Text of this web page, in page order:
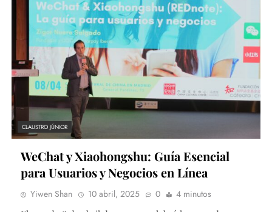
CLAUSTRO JÚNIOR
WeChat y Xiaohongshu: Guía Esencial
para Usuarios y Negocios en Línea
Yiwen Shan 10 abril, 2025 0
4 minutos